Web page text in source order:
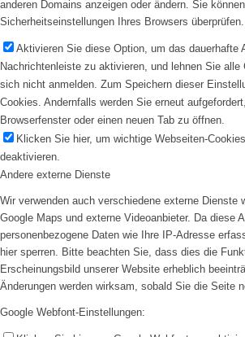
anderen Domains anzeigen oder ändern. Sie
Sicherheitseinstellungen Ihres Browsers überprüfen.
Aktivieren Sie diese Option, um das dauerhafte
Nachrichtenleiste zu aktivieren, und lehnen Sie alle
sich nicht anmelden. Zum Speichern dieser
Cookies. Andernfalls werden Sie erneut
Browserfenster oder einen neuen Tab zu öffnen.
Klicken Sie hier, um wichtige Webseiten-
deaktivieren.
Andere externe Dienste
Wir verwenden auch verschiedene externe Dienste
Google Maps und externe Videoanbieter. Da diese
personenbezogene Daten wie Ihre IP-Adresse
hier sperren. Bitte beachten Sie, dass dies die
Erscheinungsbild unserer Website erheblich
Änderungen werden wirksam, sobald Sie die Seite
Google Webfont-Einstellungen: